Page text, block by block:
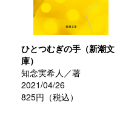
ひとつむぎの手（新潮文
庫）
知念実希人／著
2021/04/26
825円（税込）